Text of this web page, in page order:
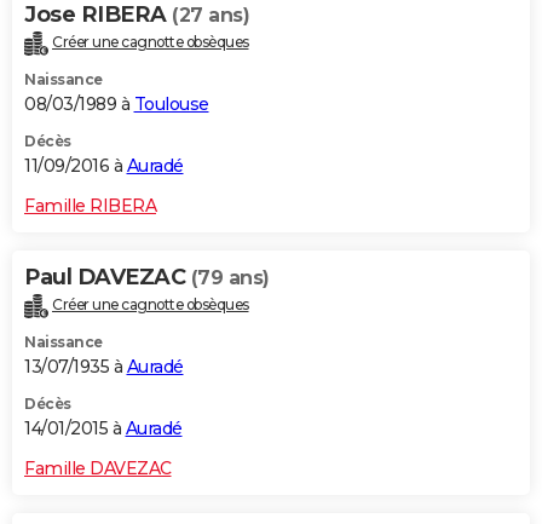
Jose RIBERA (27 ans)
Créer une cagnotte obsèques
Naissance
08/03/1989 à Toulouse
Décès
11/09/2016 à Auradé
Famille RIBERA
Paul DAVEZAC (79 ans)
Créer une cagnotte obsèques
Naissance
13/07/1935 à Auradé
Décès
14/01/2015 à Auradé
Famille DAVEZAC